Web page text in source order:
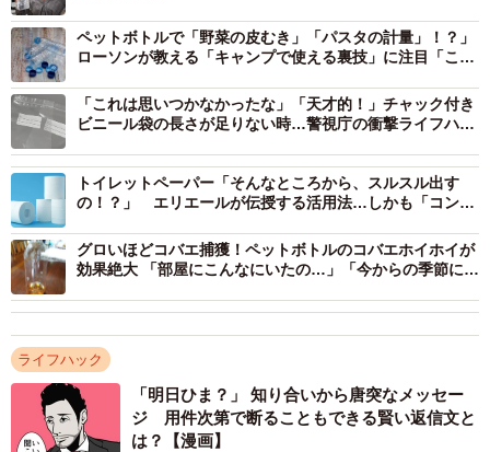
ペットボトルで「野菜の皮むき」「パスタの計量」！？」
ローソンが教える「キャンプで使える裏技」に注目「こん
「これは思いつかなかったな」「天才的！」チャック付き
ビニール袋の長さが足りない時…警視庁の衝撃ライフハッ
トイレットペーパー「そんなところから、スルスル出す
の！？」 エリエールが伝授する活用法…しかも「コンパ
グロいほどコバエ捕獲！ペットボトルのコバエホイホイが
効果絶大 「部屋にこんなにいたの…」「今からの季節に重
ライフハック
「明日ひま？」 知り合いから唐突なメッセー
ジ 用件次第で断ることもできる賢い返信文と
は？【漫画】